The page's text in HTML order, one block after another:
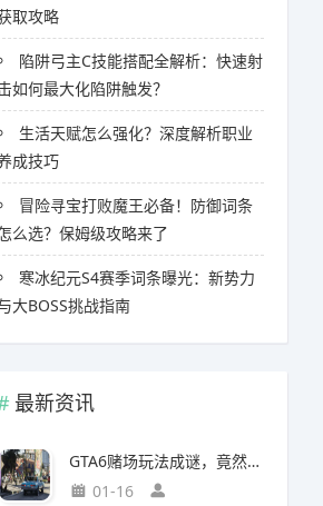
取攻略
陷阱弓主C技能搭配全解析：快速射
如何最大化陷阱触发？
生活天赋怎么强化？深度解析职业
成技巧
冒险寻宝打败魔王必备！防御词条
么选？保姆级攻略来了
寒冰纪元S4赛季词条曝光：新势力
大BOSS挑战指南
最新资讯
GTA6赌场玩法成谜，竟然面临全球50国封禁风险
01-16